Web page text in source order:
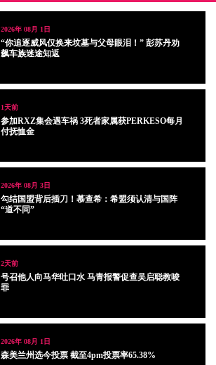
2026年 08月 1日
“你追逐威风仅换来坟墓与父母眼泪！” 彭苏丹劝
飙车族迷途知返
1天前
参加RXZ集会遇车祸 3死者家属获PERKESO每月
付抚恤金
2026年 08月 3日
勾结国盟背后插刀！慕查希：希盟须认清与国阵
“道不同”
2天前
号召他人向马华吐口水 马青报警促查吴启聪教唆
罪
2026年 08月 1日
森美兰州选今投票 截至4pm投票率65.38%